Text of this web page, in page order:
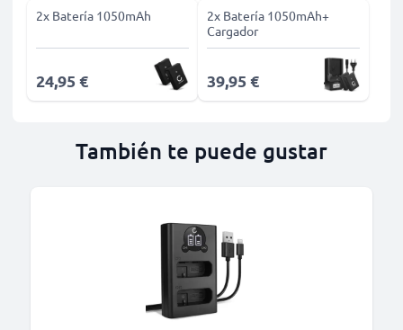
2x Batería 1050mAh
24,95 €
2x Batería 1050mAh+
Cargador
39,95 €
También te puede gustar